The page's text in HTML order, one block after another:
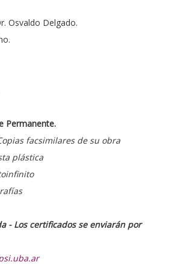
Osvaldo Delgado.
Permanente.
facsimilares de su obra
plástica
- Los certificados se enviarán por